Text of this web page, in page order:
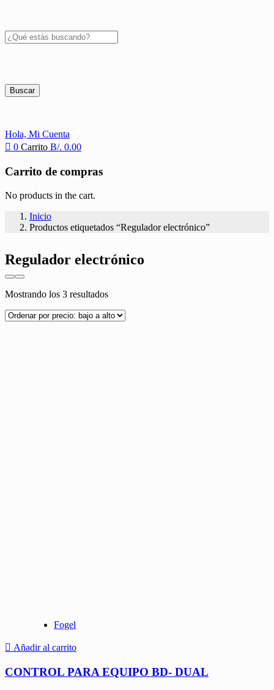
Buscar
Hola, Mi Cuenta
0 Carrito B/. 0.00
Carrito de compras
No products in the cart.
Inicio
Productos etiquetados “Regulador electrónico”
Regulador electrónico
Mostrando los 3 resultadosOrdenado
precio:
Fogel
Añadir al carrito
CONTROL PARA EQUIPO BD- DUAL